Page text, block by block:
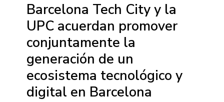
Barcelona Tech City y la
UPC acuerdan promover
conjuntamente la
generación de un
ecosistema tecnológico y
digital en Barcelona